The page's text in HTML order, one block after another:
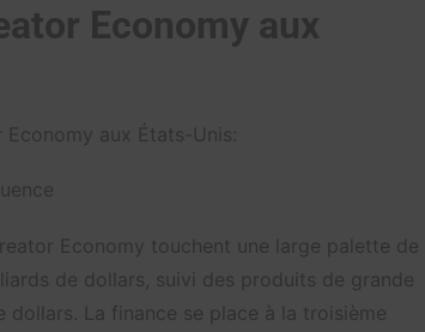
Economy aux
Economy aux États-Unis:
Economy touchent une large palette de
de dollars, suivi des produits de grande
La finance se place à la troisième